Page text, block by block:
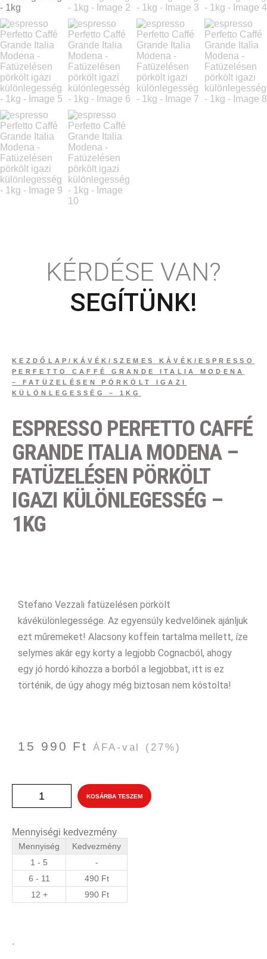
KÉRDÉSE VAN?
SEGÍTÜNK!
KEZDŐLAP/ KÁVÉK/ SZEMES KÁVÉK/ ESPRESSO
PERFETTO CAFFÉ GRANDE ITALIA MODENA
– FATÜZELÉSEN PÖRKÖLT IGAZI
KÜLÖNLEGESSÉG – 1KG
ESPRESSO PERFETTO CAFFÉ
GRANDE ITALIA MODENA –
FATÜZELÉSEN PÖRKÖLT
IGAZI KÜLÖNLEGESSÉG –
1KG
Stefano Vezzali fatüzelésen pörkölt
kávékülönlegessége. Az egyensúly kedvelőinek ajánljuk
ezt műremeket! Alacsony koffein tartalma mellett, íze
selymes akár egy korty a legjobb Cognacból, ahogy
egy jó hordó kihozza a borból a legjobbat, itt is ez
történik, de úgy ahogy még biztosan nem kóstolta!
15 990 Ft ÁFA-val (27%)
KOSÁRBA TESZEM
Mennyiségi kedvezmény
Mennyiség
Kedvezmény
1 - 5
-
6 - 11
490 Ft
12 +
990 Ft
.